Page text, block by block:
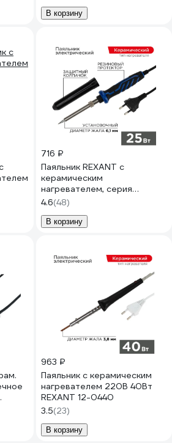
В корзину
716 ₽
Паяльник REXANT с
керамическим
нагревателем, серия
Комфорт, 25 Вт 12-0121-1
4.6(48)
В корзину
963 ₽
Паяльник с керамическим
нагревателем 220В 40Вт
REXANT 12-0440
3.5(23)
В корзину